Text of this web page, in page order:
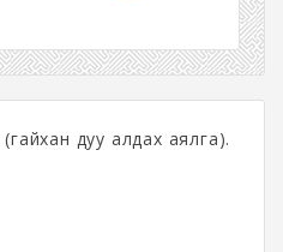
(гайхан дуу алдах аялга).